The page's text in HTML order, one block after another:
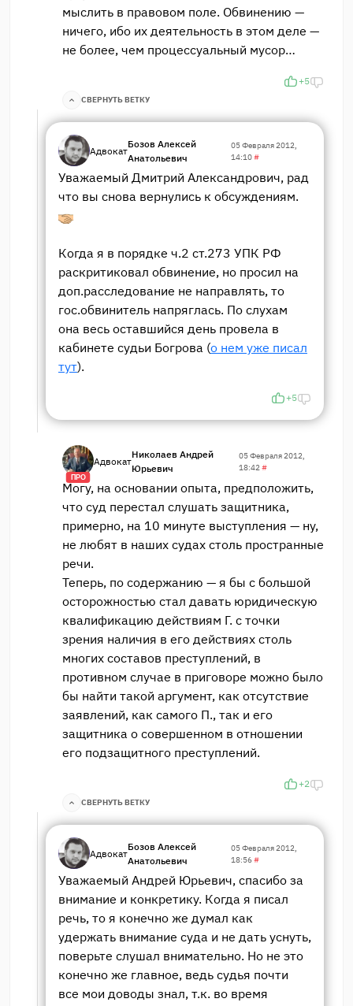
мыслить в правовом поле. Обвинению —
ничего, ибо их деятельность в этом деле —
не более, чем процессуальный мусор…
+5
СВЕРНУТЬ ВЕТКУ
Адвокат
Бозов Алексей
Анатольевич
05 Февраля 2012,
14:10#
Уважаемый Дмитрий Александрович, рад
что вы снова вернулись к обсуждениям.
Когда я в порядке ч.2 ст.273 УПК РФ
раскритиковал обвинение, но просил на
доп.расследование не направлять, то
гос.обвинитель напряглась. По слухам
она весь оставшийся день провела в
кабинете судьи Богрова (о нем уже писал
тут).
+5
ПРО
Адвокат
Николаев Андрей
Юрьевич
05 Февраля 2012,
18:42#
Могу, на основании опыта, предположить,
что суд перестал слушать защитника,
примерно, на 10 минуте выступления — ну,
не любят в наших судах столь пространные
речи.
Теперь, по содержанию — я бы с большой
осторожностью стал давать юридическую
квалификацию действиям Г. с точки
зрения наличия в его действиях столь
многих составов преступлений, в
противном случае в приговоре можно было
бы найти такой аргумент, как отсутствие
заявлений, как самого П., так и его
защитника о совершенном в отношении
его подзащитного преступлений.
+2
СВЕРНУТЬ ВЕТКУ
Адвокат
Бозов Алексей
Анатольевич
05 Февраля 2012,
18:56#
Уважаемый Андрей Юрьевич, спасибо за
внимание и конкретику. Когда я писал
речь, то я конечно же думал как
удержать внимание суда и не дать уснуть,
поверьте слушал внимательно. Но не это
конечно же главное, ведь судья почти
все мои доводы знал, т.к. во время